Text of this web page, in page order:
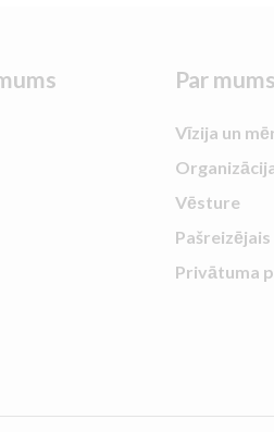
Par mums
Vīzija un
Vēsture
Pašreizējais
Privātuma